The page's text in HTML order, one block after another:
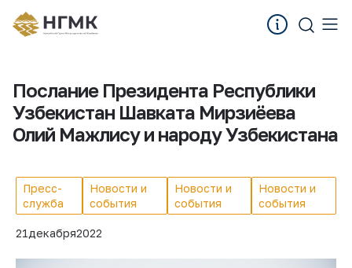
Послание Президента Республики
Узбекистан Шавката Мирзиёева
Олий Мажлису и народу Узбекистана
Пресс-
служба
Новости и
события
Новости и
события
Новости и
события
21декабря2022